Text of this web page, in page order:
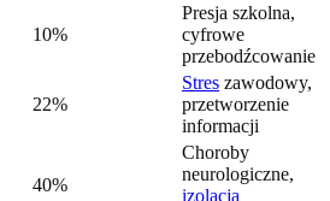
10%
Presja szkolna,
cyfrowe
przebodźcowanie
22%
Stres zawodowy,
przetworzenie
informacji
40%
Choroby
neurologiczne,
izolacja